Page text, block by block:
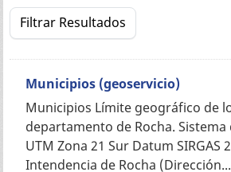
Filtrar Resultados
Municipios (geoservicio)
Municipios Límite geográfico de
departamento de Rocha. Sistema
UTM Zona 21 Sur Datum SIRGAS
Intendencia de Rocha (Dirección...